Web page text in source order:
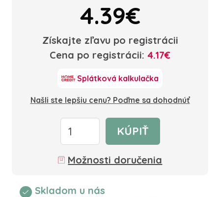
4.39€
Získajte zľavu po registrácii
Cena po registrácii: 4.17€
Splátková kalkulačka
Našli ste lepšiu cenu? Poďme sa dohodnúť
KÚPIŤ
Možnosti doručenia
Skladom u nás